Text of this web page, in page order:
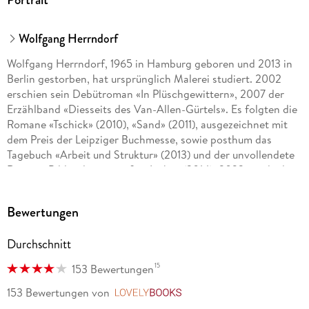
Wolfgang Herrndorf
Wolfgang Herrndorf, 1965 in Hamburg geboren und 2013 in
Berlin gestorben, hat ursprünglich Malerei studiert. 2002
erschien sein Debütroman «In Plüschgewittern», 2007 der
Erzählband «Diesseits des Van-Allen-Gürtels». Es folgten die
Romane «Tschick» (2010), «Sand» (2011), ausgezeichnet mit
dem Preis der Leipziger Buchmesse, sowie posthum das
Tagebuch «Arbeit und Struktur» (2013) und der unvollendete
Roman «Bilder deiner großen Liebe» (2014). 2023 wurde die
Kathrin Passig, geboren 1970, ist eine Vordenkerin des
Intelligenz Agentur in Berlin sowie des Blogs
den Bachmann-Preis als auch den Publikumspreis. Die
«Sachbuchautorin und Sachenausdenkerin» (Passig über
Bewertungen
Durchschnitt
153 Bewertungen15
153 Bewertungen von